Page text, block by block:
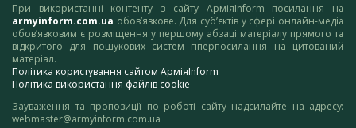
При використанні контенту з сайту АрміяInform посилання на
armyinform.com.ua обов’язкове. Для суб’єктів у сфері онлайн-медіа
обов’язковим є розміщення у першому абзаці матеріалу прямого та
відкритого для пошукових систем гіперпосилання на цитований
матеріал.
Політика користування сайтом АрміяInform
Політика використання файлів cookie
Зауваження та пропозиції по роботі сайту надсилайте на адресу:
webmaster@armyinform.com.ua